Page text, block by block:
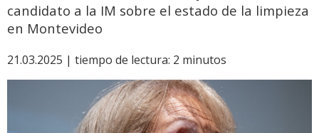
candidato a la IM sobre el estado de la limpieza
en Montevideo
21.03.2025 | tiempo de lectura: 2 minutos